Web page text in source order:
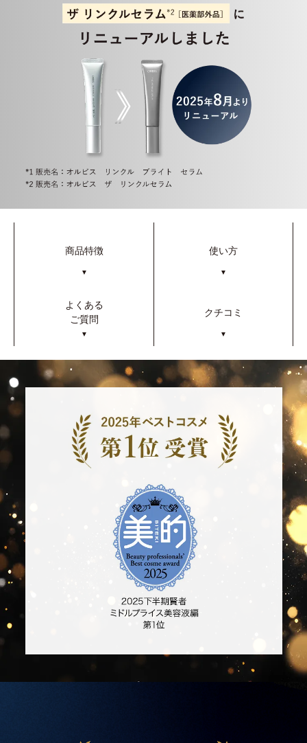
商品特徴
▼
使い方
▼
よくある
ご質問
▼
クチコミ
▼